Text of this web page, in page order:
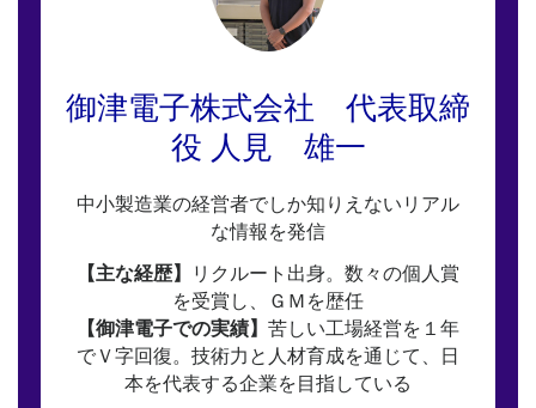
御津電子株式会社 代表取締
役 人見 雄一
中小製造業の経営者でしか知りえないリアル
な情報を発信
【主な経歴】
リクルート出身。数々の個人賞
を受賞し、ＧＭを歴任
【御津電子での実績】 苦しい工場経営を１年
でＶ字回復。技術力と人材育成を通じて、日
本を代表する企業を目指している